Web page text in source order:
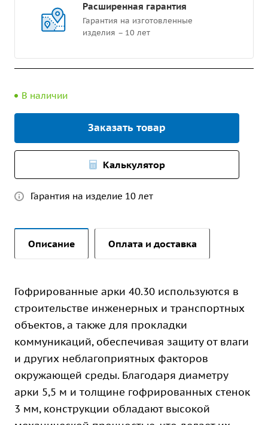
Расширенная гарантия
Гарантия на изготовленные
изделия – 10 лет
В наличии
Заказать товар
Калькулятор
Гарантия на изделие 10 лет
Описание Оплата и доставка
Гофрированные арки 40.30 используются в
строительстве инженерных и транспортных
объектов, а также для прокладки
коммуникаций, обеспечивая защиту от влаги
и других неблагоприятных факторов
окружающей среды. Благодаря диаметру
арки 5,5 м и толщине гофрированных стенок
3 мм, конструкции обладают высокой